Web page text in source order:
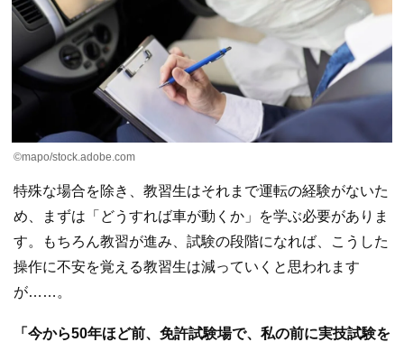
©mapo/stock.adobe.com
特殊な場合を除き、教習生はそれまで運転の経験がないた
め、まずは「どうすれば車が動くか」を学ぶ必要がありま
す。もちろん教習が進み、試験の段階になれば、こうした
操作に不安を覚える教習生は減っていくと思われます
が……。
「今から50年ほど前、免許試験場で、私の前に実技試験を